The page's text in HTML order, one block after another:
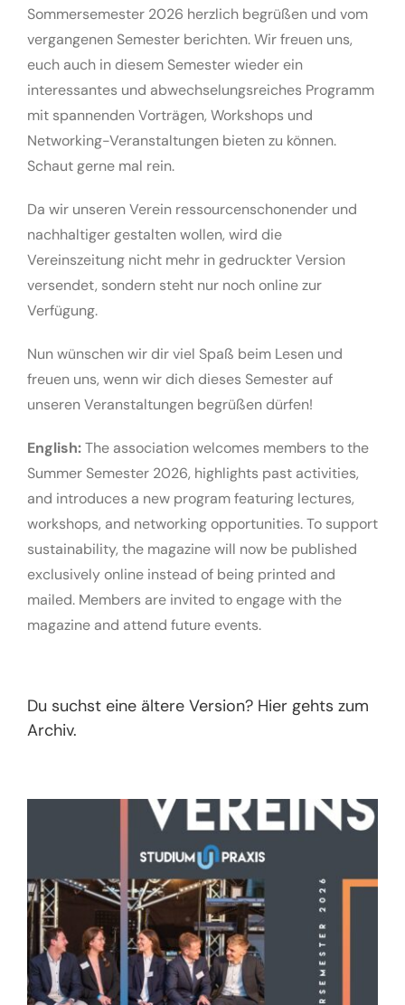
Sommersemester 2026 herzlich begrüßen und vom
vergangenen Semester berichten. Wir freuen uns,
euch auch in diesem Semester wieder ein
interessantes und abwechselungsreiches Programm
mit spannenden Vorträgen, Workshops und
Networking-Veranstaltungen bieten zu können.
Schaut gerne mal rein.
Da wir unseren Verein ressourcenschonender und
nachhaltiger gestalten wollen, wird die
Vereinszeitung nicht mehr in gedruckter Version
versendet, sondern steht nur noch online zur
Verfügung.
Nun wünschen wir dir viel Spaß beim Lesen und
freuen uns, wenn wir dich dieses Semester auf
unseren Veranstaltungen begrüßen dürfen!
English:The association welcomes members to the
Summer Semester 2026, highlights past activities,
and introduces a new program featuring lectures,
workshops, and networking opportunities. To support
sustainability, the magazine will now be published
exclusively online instead of being printed and
mailed. Members are invited to engage with the
magazine and attend future events.
Du suchst eine ältere Version? Hier gehts zum
Archiv.